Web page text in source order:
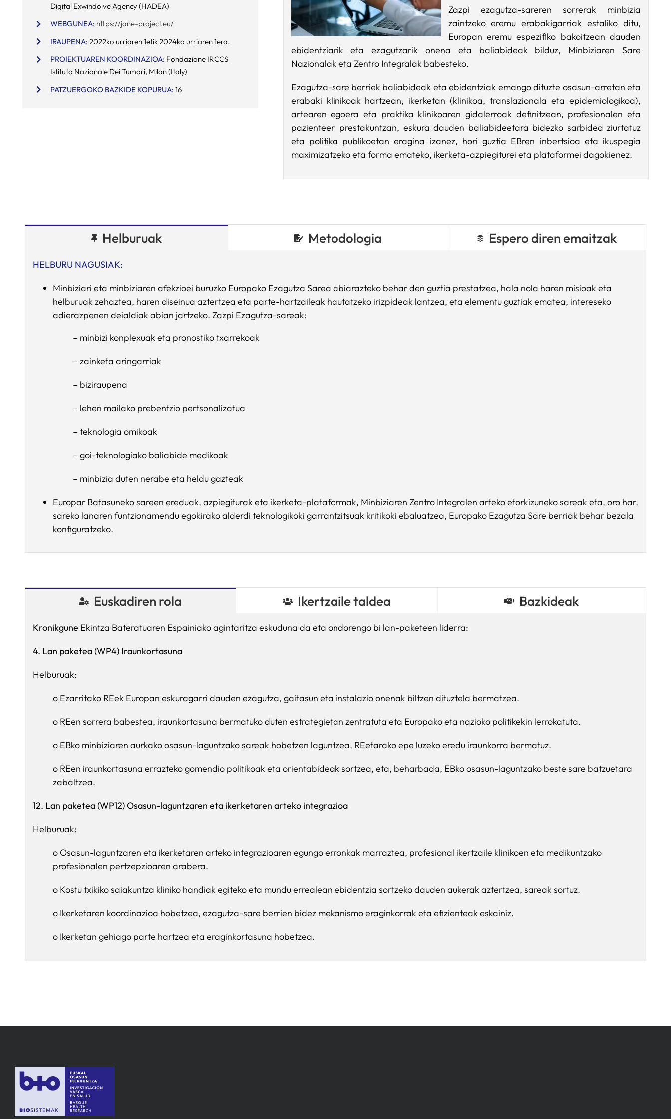
Digital Exwindoive Agency (HADEA)
WEBGUNEA: https://jane-project.eu/
IRAUPENA: 2022ko urriaren 1etik 2024ko urriaren 1era.
PROIEKTUAREN KOORDINAZIOA: Fondazione IRCCS
Istituto Nazionale Dei Tumori, Milan (Italy)
PATZUERGOKO BAZKIDE KOPURUA: 16
Zazpi ezagutza-sareren sorrerak minbizia
zaintzeko eremu erabakigarriak estaliko ditu,
Europan eremu espezifiko bakoitzean dauden
ebidentziarik eta ezagutzarik onena eta baliabideak bilduz, Minbiziaren Sare
Nazionalak eta Zentro Integralak babesteko.
Ezagutza-sare berriek baliabideak eta ebidentziak emango dituzte osasun-arretan eta
erabaki klinikoak hartzean, ikerketan (klinikoa, translazionala eta epidemiologikoa),
artearen egoera eta praktika klinikoaren gidalerroak definitzean, profesionalen eta
pazienteen prestakuntzan, eskura dauden baliabideetara bidezko sarbidea ziurtatuz
eta politika publikoetan eragina izanez, hori guztia EBren inbertsioa eta ikuspegia
maximizatzeko eta forma emateko, ikerketa-azpiegiturei eta plataformei dagokienez.
Helburuak Metodologia Espero diren emaitzak
HELBURU NAGUSIAK:
Minbiziari eta minbiziaren afekzioei buruzko Europako Ezagutza Sarea abiarazteko behar den guztia prestatzea, hala nola haren misioak eta
helburuak zehaztea, haren diseinua aztertzea eta parte-hartzaileak hautatzeko irizpideak lantzea, eta elementu guztiak ematea, intereseko
adierazpenen deialdiak abian jartzeko. Zazpi Ezagutza-sareak:
– minbizi konplexuak eta pronostiko txarrekoak
– zainketa aringarriak
– biziraupena
– lehen mailako prebentzio pertsonalizatua
– teknologia omikoak
– goi-teknologiako baliabide medikoak
– minbizia duten nerabe eta heldu gazteak
Europar Batasuneko sareen ereduak, azpiegiturak eta ikerketa-plataformak, Minbiziaren Zentro Integralen arteko etorkizuneko sareak eta, oro har,
sareko lanaren funtzionamendu egokirako alderdi teknologikoki garrantzitsuak kritikoki ebaluatzea, Europako Ezagutza Sare berriak behar bezala
konfiguratzeko.
Euskadiren rola Ikertzaile taldea Bazkideak
Kronikgune Ekintza Bateratuaren Espainiako agintaritza eskuduna da eta ondorengo bi lan-paketeen liderra:
4. Lan paketea (WP4) Iraunkortasuna
Helburuak:
o Ezarritako REek Europan eskuragarri dauden ezagutza, gaitasun eta instalazio onenak biltzen dituztela bermatzea.
o REen sorrera babestea, iraunkortasuna bermatuko duten estrategietan zentratuta eta Europako eta nazioko politikekin lerrokatuta.
o EBko minbiziaren aurkako osasun-laguntzako sareak hobetzen laguntzea, REetarako epe luzeko eredu iraunkorra bermatuz.
o REen iraunkortasuna errazteko gomendio politikoak eta orientabideak sortzea, eta, beharbada, EBko osasun-laguntzako beste sare batzuetara
zabaltzea.
12. Lan paketea (WP12) Osasun-laguntzaren eta ikerketaren arteko integrazioa
Helburuak:
o Osasun-laguntzaren eta ikerketaren arteko integrazioaren egungo erronkak marraztea, profesional ikertzaile klinikoen eta medikuntzako
profesionalen pertzepzioaren arabera.
o Kostu txikiko saiakuntza kliniko handiak egiteko eta mundu errealean ebidentzia sortzeko dauden aukerak aztertzea, sareak sortuz.
o Ikerketaren koordinazioa hobetzea, ezagutza-sare berrien bidez mekanismo eraginkorrak eta efizienteak eskainiz.
o Ikerketan gehiago parte hartzea eta eraginkortasuna hobetzea.